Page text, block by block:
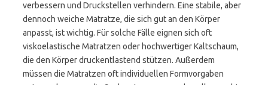
verbessern und Druckstellen verhindern. Eine stabile, aber
dennoch weiche Matratze, die sich gut an den Körper
anpasst, ist wichtig. Für solche Fälle eignen sich oft
viskoelastische Matratzen oder hochwertiger Kaltschaum,
die den Körper druckentlastend stützen. Außerdem
müssen die Matratzen oft individuellen Formvorgaben